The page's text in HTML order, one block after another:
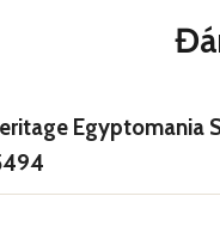
Egyptomania